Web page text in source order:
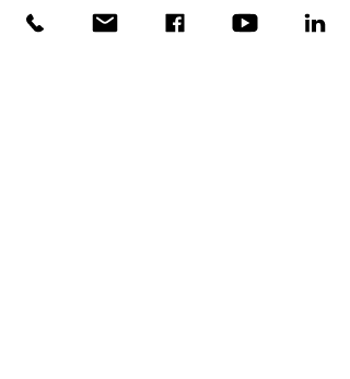
צרו אתנו קשר והצטרפו